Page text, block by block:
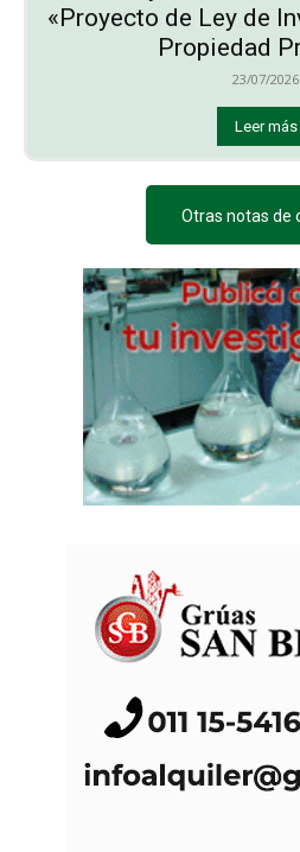
«Proyecto de Ley de
Propiedad
23/07/2026
Leer más
Otras notas de